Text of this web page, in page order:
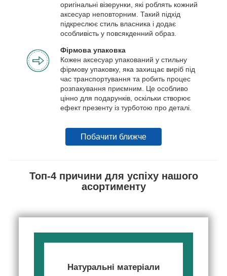
оригінальні візерунки, які роблять кожний
аксесуар неповторним. Такий підхід
підкреслює стиль власника і додає
особливість у повсякденний образ.
Фірмова упаковка
Кожен аксесуар упакований у стильну
фірмову упаковку, яка захищає виріб під
час транспортування та робить процес
розпакування приємним. Це особливо
цінно для подарунків, оскільки створює
ефект презенту із турботою про деталі.
Побачити ближче
Топ-4 причини для успіху нашого
асортименту
Натуральні матеріали